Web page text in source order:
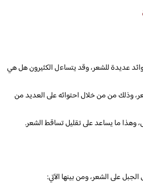
عديدة للشعر، وقد يتساءل الكثيرون هل هي
وذلك من من خلال احتوائه على العديد من
وهذا ما يساعد على تقليل تساقط الشعر.
على الشعر، ومن بينها الآتي: